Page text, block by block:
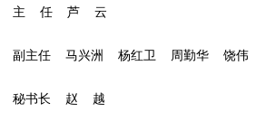
主  任  芦  云
副主任  马兴洲  杨红卫  周勤华  饶伟
秘书长  赵  越